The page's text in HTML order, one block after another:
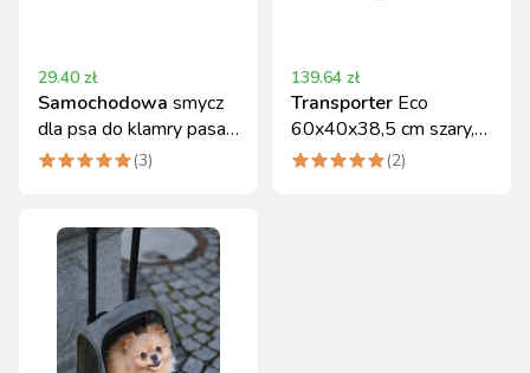
29.40 zł
Samochodowa smycz
dla psa do klamry pasa
40-60 cm Kerbl czarna
(3)
139.64 zł
Transporter Eco
60x40x38,5 cm szary,
Kerbl
(2)